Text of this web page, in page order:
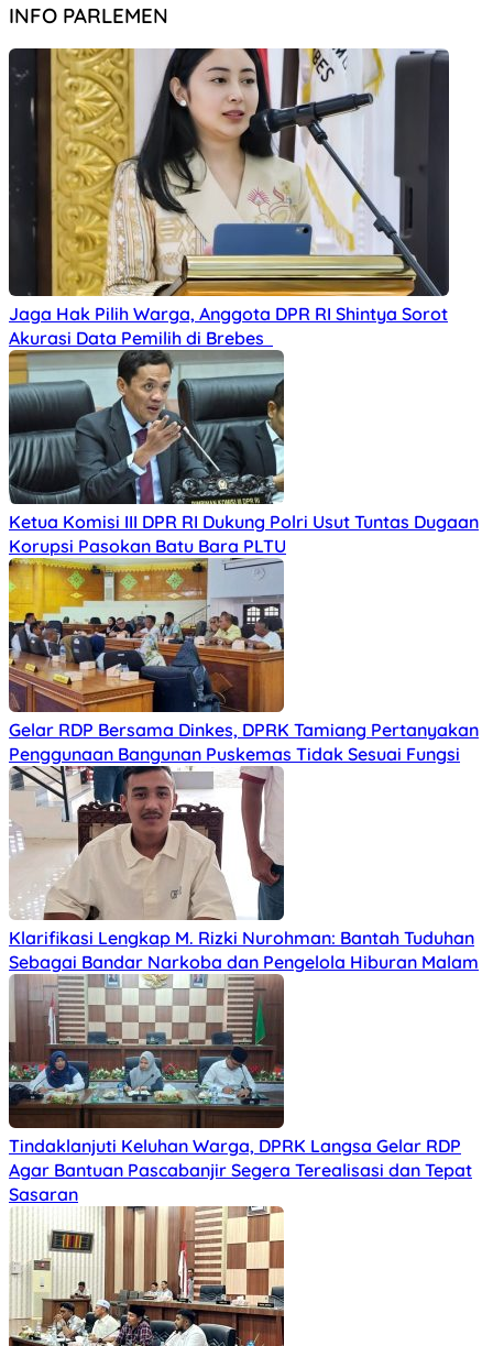
INFO PARLEMEN
Jaga Hak Pilih Warga, Anggota DPR RI Shintya Sorot
Akurasi Data Pemilih di Brebes
Ketua Komisi III DPR RI Dukung Polri Usut Tuntas Dugaan
Korupsi Pasokan Batu Bara PLTU
Gelar RDP Bersama Dinkes, DPRK Tamiang Pertanyakan
Penggunaan Bangunan Puskemas Tidak Sesuai Fungsi
Klarifikasi Lengkap M. Rizki Nurohman: Bantah Tuduhan
Sebagai Bandar Narkoba dan Pengelola Hiburan Malam
Tindaklanjuti Keluhan Warga, DPRK Langsa Gelar RDP
Agar Bantuan Pascabanjir Segera Terealisasi dan Tepat
Sasaran